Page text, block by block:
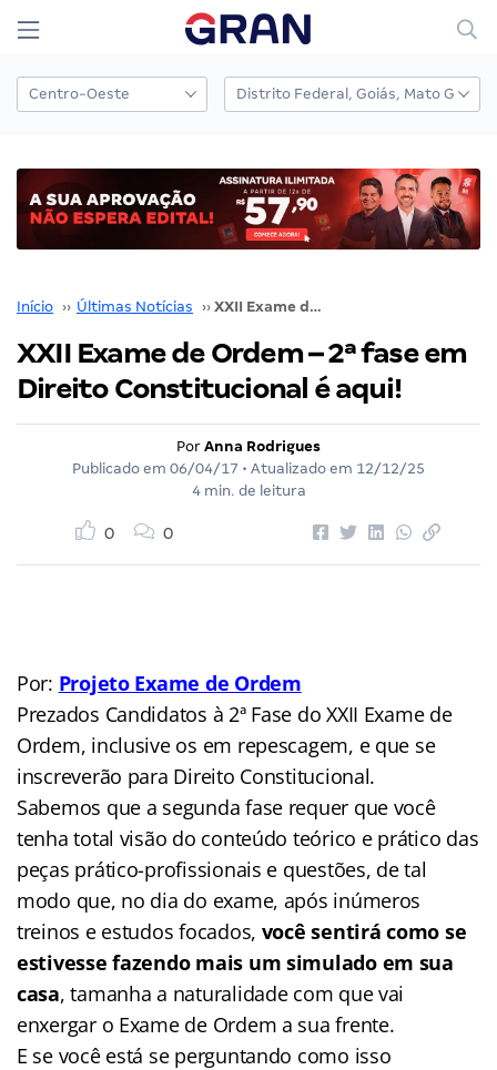
Início ›› Últimas Notícias ›› XXII Exame de Ordem – 2ª fase em Direito Constitucional é aqui!
XXII Exame de Ordem – 2ª fase em
Direito Constitucional é aqui!
Por Anna Rodrigues
Publicado em 06/04/17 • Atualizado em 12/12/25
4 min. de leitura
0 0
Por: Projeto Exame de Ordem
Prezados Candidatos à 2ª Fase do XXII Exame de
Ordem, inclusive os em repescagem, e que se
inscreverão para Direito Constitucional.
Sabemos que a segunda fase requer que você
tenha total visão do conteúdo teórico e prático das
peças prático-profissionais e questões, de tal
modo que, no dia do exame, após inúmeros
treinos e estudos focados, você sentirá como se
estivesse fazendo mais um simulado em sua
casa, tamanha a naturalidade com que vai
enxergar o Exame de Ordem a sua frente.
E se você está se perguntando como isso